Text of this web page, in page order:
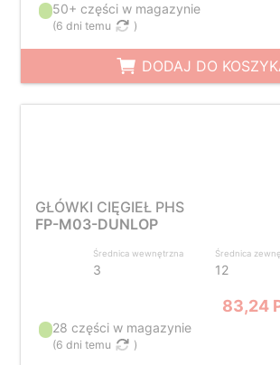
50+ części w magazynie
(6 dni temu )
DODAJ DO
GŁÓWKI CIĘGIEŁ PHS
FP-M03-DUNLOP
Średnica wewnętrzna
3
Średnica
12
83,24
28 części w magazynie
(6 dni temu )